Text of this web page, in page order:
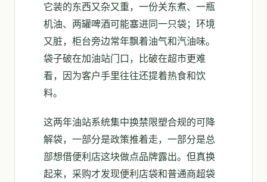
它装的东西又杂又重，一份关东煮、一瓶
机油、两罐啤酒可能塞进同一只袋；环境
又脏，柜台旁边常年飘着油气和汽油味。
袋子破在加油站门口，比破在超市更难
看，因为客户手里往往还提着热食和饮
料。
这两年油站系统集中换禁限塑合规的可降
解袋，一部分是政策推着走，一部分是总
部想借便利店这块做点品牌露出。但真换
起来，采购才发现便利店袋和普通商超袋